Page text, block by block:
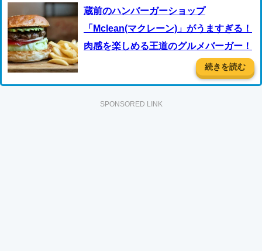
蔵前のハンバーガーショップ
「Mclean(マクレーン)」がうますぎる！
肉感を楽しめる王道のグルメバーガー！
続きを読む
SPONSORED LINK